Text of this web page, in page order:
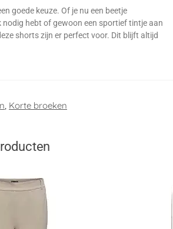
goede keuze. Of je nu een beetje
nodig hebt of gewoon een sportief tintje aan
shorts zijn er perfect voor. Dit blijft altijd
Korte broeken